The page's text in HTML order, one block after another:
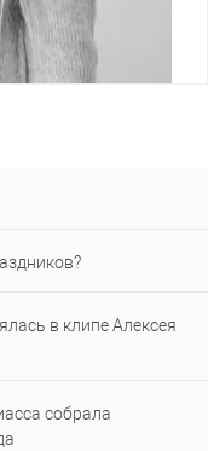
в клипе Алексея
собрала